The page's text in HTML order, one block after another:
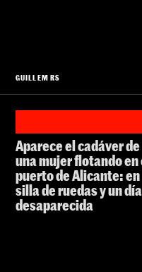
GUILLEM RS
Aparece el cadáver de
una mujer flotando en
puerto de Alicante: en
silla de ruedas y un día
desaparecida